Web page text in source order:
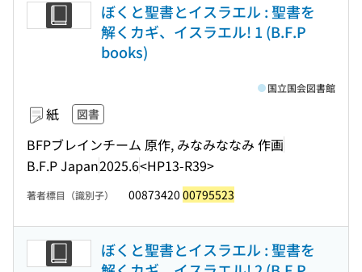
ぼくと聖書とイスラエル : 聖書を
解くカギ、イスラエル! 1 (B.F.P
books)
紙 図書
BFPブレインチーム 原作, みなみななみ 作画
B.F.P Japan2025.6<HP13-R39>
国立国会図書館
著者標目（識別子） 00873420 00795523
ぼくと聖書とイスラエル : 聖書を